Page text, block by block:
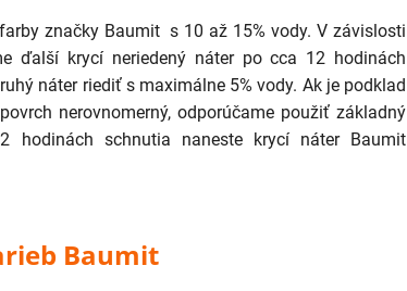
značky Baumit s 10 až 15% vody. V závislosti
ďalší krycí neriedený náter po cca 12 hodinách
náter riediť s maximálne 5% vody. Ak je podklad
nerovnomerný, odporúčame použiť základný
hodinách schnutia naneste krycí náter Baumit
Baumit